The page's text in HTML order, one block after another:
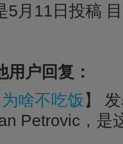
5月11日投稿
用户回复：
为啥不吃饭 】
Petrovic，是